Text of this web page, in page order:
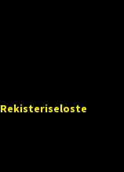
Rekisteriseloste